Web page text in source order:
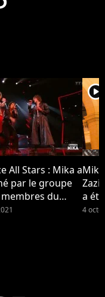
All Stars : Mika a
par le groupe
du
disent "surpris"
player2
a
Néo
4